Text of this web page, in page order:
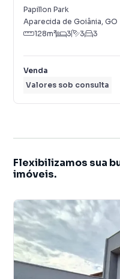
Papillon Park
Aparecida de Goiânia, GO
128m² 3 3 3
Venda
Valores sob consulta
Flexibilizamos sua
imóveis.